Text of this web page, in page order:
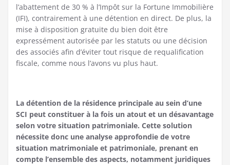
l’abattement de 30 % à l’Impôt sur la Fortune Immobilière
(IFI), contrairement à une détention en direct. De plus, la
mise à disposition gratuite du bien doit être
expressément autorisée par les statuts ou une décision
des associés afin d’éviter tout risque de requalification
fiscale, comme nous l’avons vu plus haut.
La détention de la résidence principale au sein d’une
SCI peut constituer à la fois un atout et un désavantage
selon votre situation patrimoniale. Cette solution
nécessite donc une analyse approfondie de votre
situation matrimoniale et patrimoniale, prenant en
compte l’ensemble des aspects, notamment juridiques